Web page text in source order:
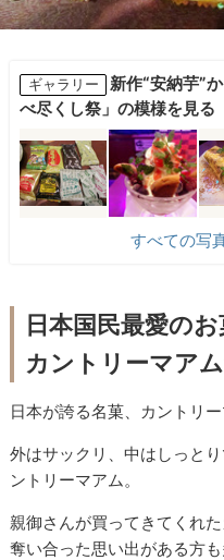
ギャラリー
新作“安納芋”
べ尽くし祭」の模様を見る
すべての写
日本国民最愛の
カントリーマア
日本が誇る名菓、カントリー
外はサックリ、中はしっと
ントリーマアム。
親御さんが買ってきてくれ
奪い合った思い出がある方